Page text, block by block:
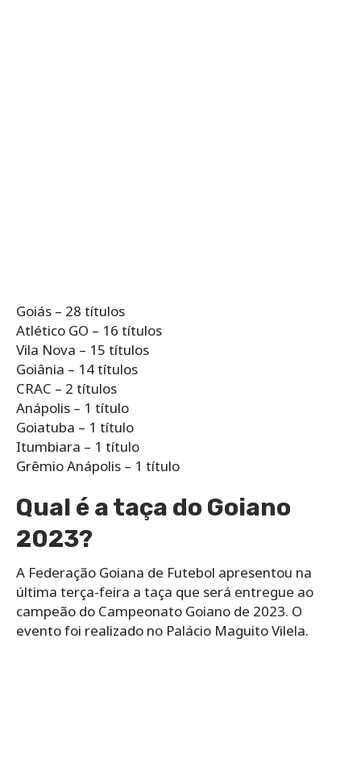
Goiás – 28 títulos
Atlético GO – 16 títulos
Vila Nova – 15 títulos
Goiânia – 14 títulos
CRAC – 2 títulos
Anápolis – 1 título
Goiatuba – 1 título
Itumbiara – 1 título
Grêmio Anápolis – 1 título
Qual é a taça do Goiano
2023?
A Federação Goiana de Futebol apresentou na
última terça-feira a taça que será entregue ao
campeão do Campeonato Goiano de 2023. O
evento foi realizado no Palácio Maguito Vilela.